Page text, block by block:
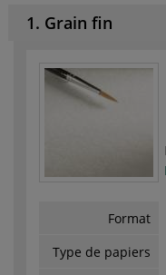
1. Grain fin
Format
Type de papiers